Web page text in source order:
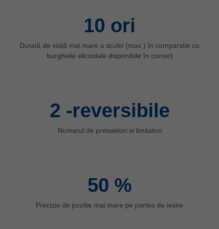
10 ori
Durată de viață mai mare a sculei (max.) în comparație cu
burghiele elicoidale disponibile în comerț
2 -reversibile
Numarul de pretaietori si limitatori
50 %
Precizie de poziție mai mare pe partea de ieșire